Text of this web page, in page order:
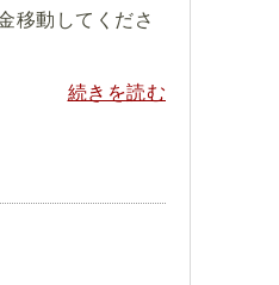
移動してくださ
続きを読む